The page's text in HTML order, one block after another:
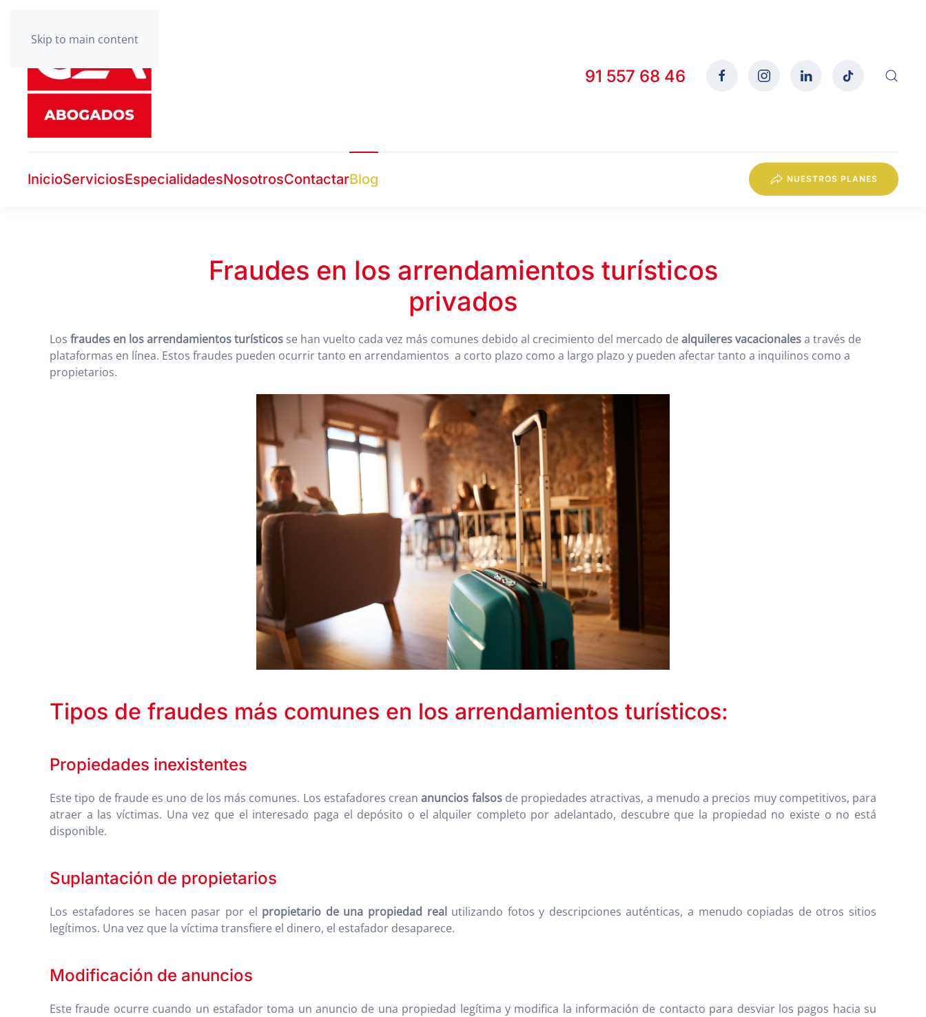
Skip to main content
91 557 68 46
InicioServiciosEspecialidadesNosotrosContactarBlog NUESTROS PLANES
Fraudes en los arrendamientos turísticos
privados
Los fraudes en los arrendamientos turísticos se han vuelto cada vez más comunes debido al crecimiento del mercado de alquileres vacacionalesa través de
plataformas en línea. Estos fraudes pueden ocurrir tanto en arrendamientos a corto plazo como a largo plazo y pueden afectar tanto a inquilinos como a
propietarios.
Tipos de fraudes más comunes en los arrendamientos turísticos:
Propiedades inexistentes
Este tipo de fraude es uno de los más comunes. Los estafadores creananuncios falsosde propiedades atractivas, a menudo a precios muy competitivos, para
atraer a las víctimas. Una vez que el interesado paga el depósito o el alquiler completo por adelantado, descubre que la propiedad no existe o no está
disponible.
Suplantación de propietarios
Los estafadores se hacen pasar por el propietario de una propiedad real utilizando fotos y descripciones auténticas, a menudo copiadas de otros sitios
legítimos. Una vez que la víctima transfiere el dinero, el estafador desaparece.
Modificación de anuncios
Este fraude ocurre cuando un estafador toma un anuncio de una propiedad legítima y modifica la información de contacto para desviar los pagos hacia su